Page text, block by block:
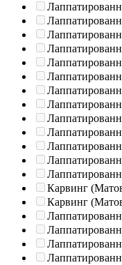
Карвинг
Карвинг